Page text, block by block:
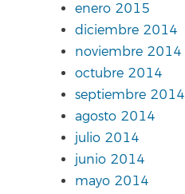
enero 2015
diciembre 2014
noviembre 2014
octubre 2014
septiembre 2014
agosto 2014
julio 2014
junio 2014
mayo 2014